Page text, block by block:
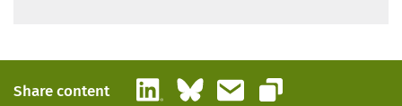
Share content LinkedInBlueskyEmail
Copy link